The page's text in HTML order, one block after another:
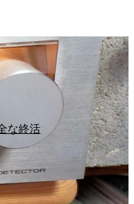
な終活